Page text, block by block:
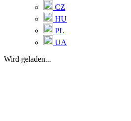
CZ
HU
PL
UA
Wird geladen...